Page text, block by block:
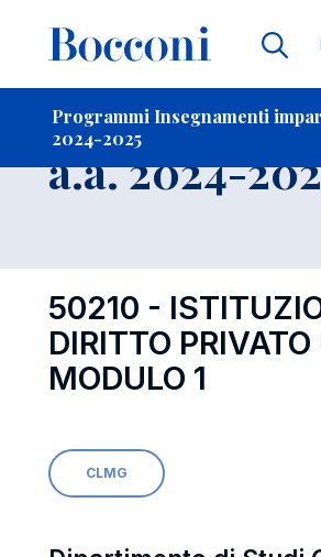
Programmi Insegnamenti
2024-2025
-
a.a. 2024-
50210 -
DIRITTO PRIVATO
MODULO 1
CLMG